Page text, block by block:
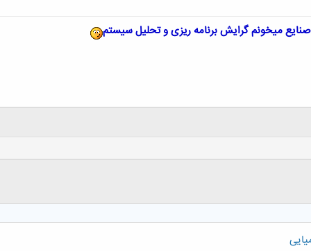
میخونم گرایش برنامه ریزی و تحلیل سیستم